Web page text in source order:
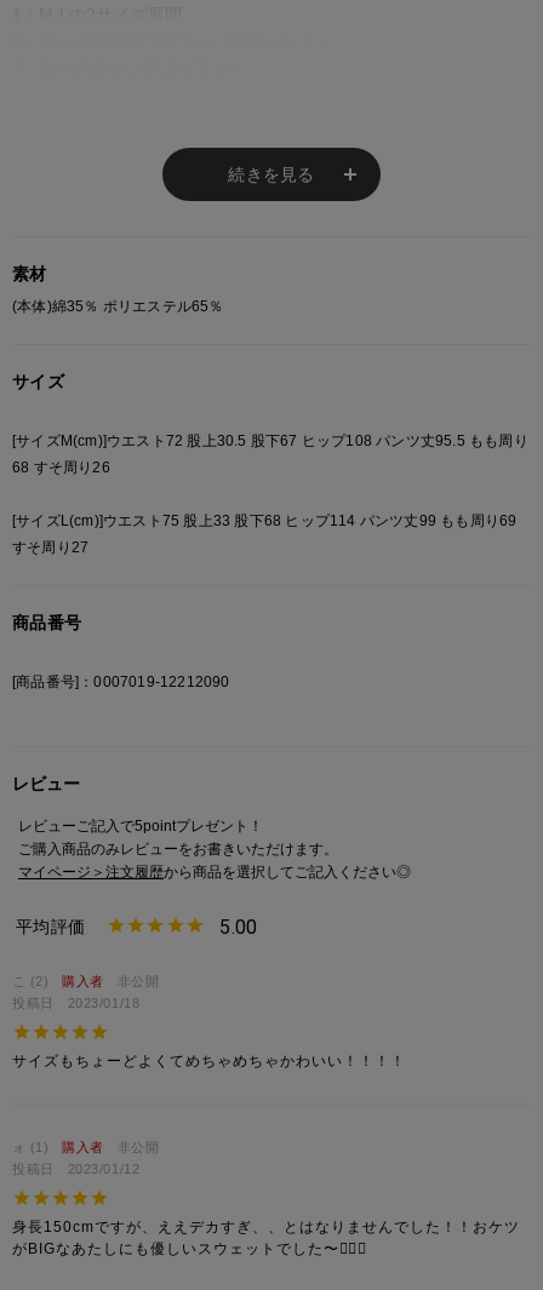
・ストリートスタイルに欠かせないMLBアイテム
・ゆったりシルエットでルーズに履けるのが嬉しいポイント！
・ボリューム感のあるシルエットなので、ショート丈トップスと合
トスタイルに仕上げるのも◎
・オシャレなワンマイルルックコーデにも活躍します。
ブランド品番:12412041
アイテム名:【MLB/メジャーリーグベースボール】ショートジップ
【Design/デザイン】
・落ち感のあるやわらかいスウェット生地で、リラックス感のある
・さりげないワンポイントの刺繍もオシャレ度をアップさせてくれ
・ポケット付きで、ちょっとしたお出かけにも便利です。
【Size/サイズ】
■Mサイズ
└低身長さんにもおすすめ。
└細身のトップスと相性GOOD！
■Lサイズ
└160cm以上目安
▶カラー/チーム
グレー/New York Yankees・ニューヨーク ヤンキース
続きを見る
素材
(本体)綿35％ ポリエステル65％
サイズ
[サイズM(cm)]ウエスト72 股上30.5 股下67 ヒップ108 パンツ丈95.5 もも周り
68 すそ周り26
[サイズL(cm)]ウエスト75 股上33 股下68 ヒップ114 パンツ丈99 もも周り69
すそ周り27
商品番号
[商品番号]：0007019-12212090
レビュー
レビューご記入で5pointプレゼント！
ご購入商品のみレビューをお書きいただけます。
マイページ＞注文履歴から商品を選択してご記入ください◎
5.00
こ 2 購入者
非公開
投稿日
2023/01/18
サイズもちょーどよくてめちゃめちゃかわいい！！！！
ォ 1 購入者
非公開
投稿日
2023/01/12
身長150cmですが、ええデカすぎ、、とはなりませんでした！！おケツ
がBIGなあたしにも優しいスウェットでした〜✌🏻💖